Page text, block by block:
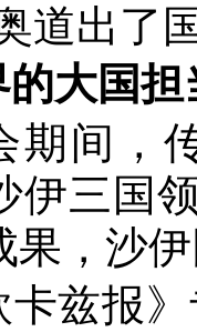
道出了
大国担
期间，
伊三国
果，沙
卡兹报